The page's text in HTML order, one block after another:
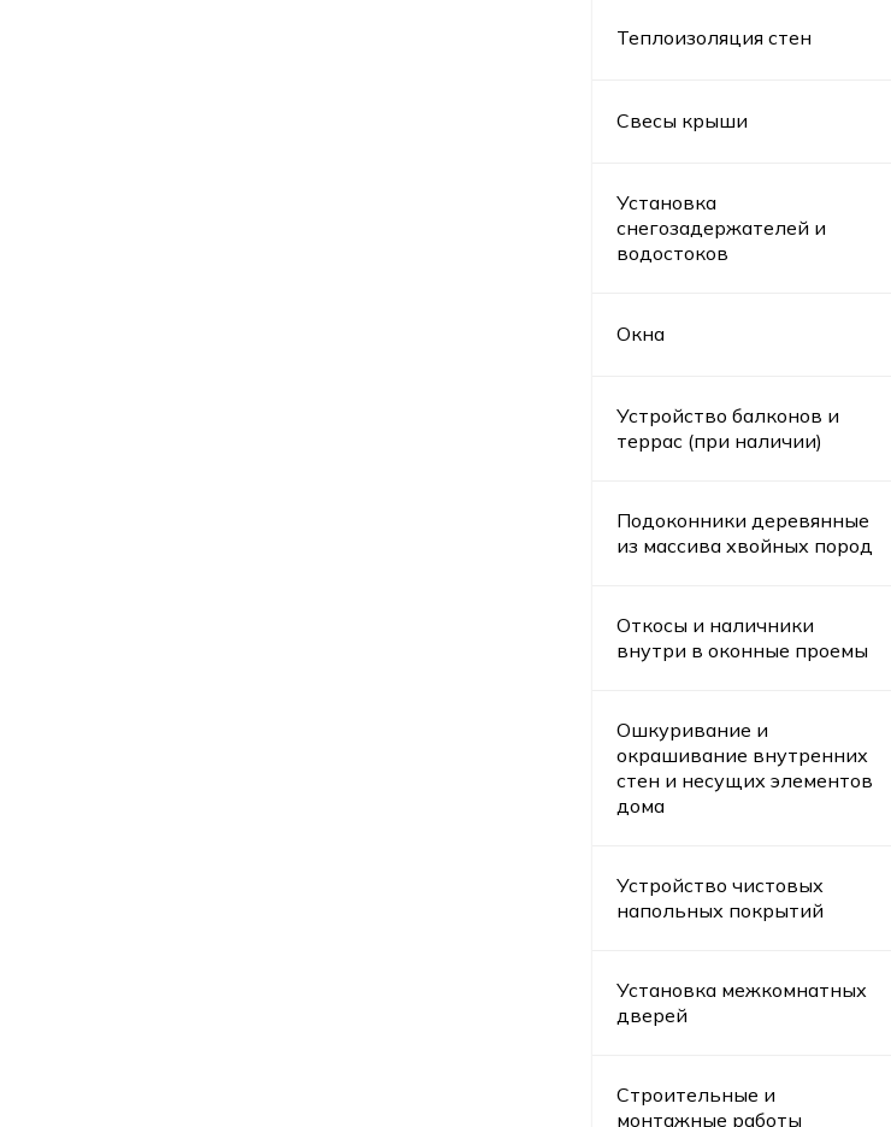
Теплоизоляция стен
Свесы крыши
Установка
снегозадержателей и
водостоков
Окна
Устройство балконов и
террас (при наличии)
Подоконники деревянные
из массива хвойных пород
Откосы и наличники
внутри в оконные проемы
Ошкуривание и
окрашивание внутренних
стен и несущих элементов
дома
Устройство чистовых
напольных покрытий
Установка межкомнатных
дверей
Строительные и
монтажные работы